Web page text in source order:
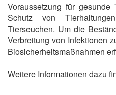
Voraussetzung für
Schutz von
Tierseuchen. Um die
Verbreitung von Infektionen
Biosicherheitsmaßnahmen
Weitere Informationen dazu